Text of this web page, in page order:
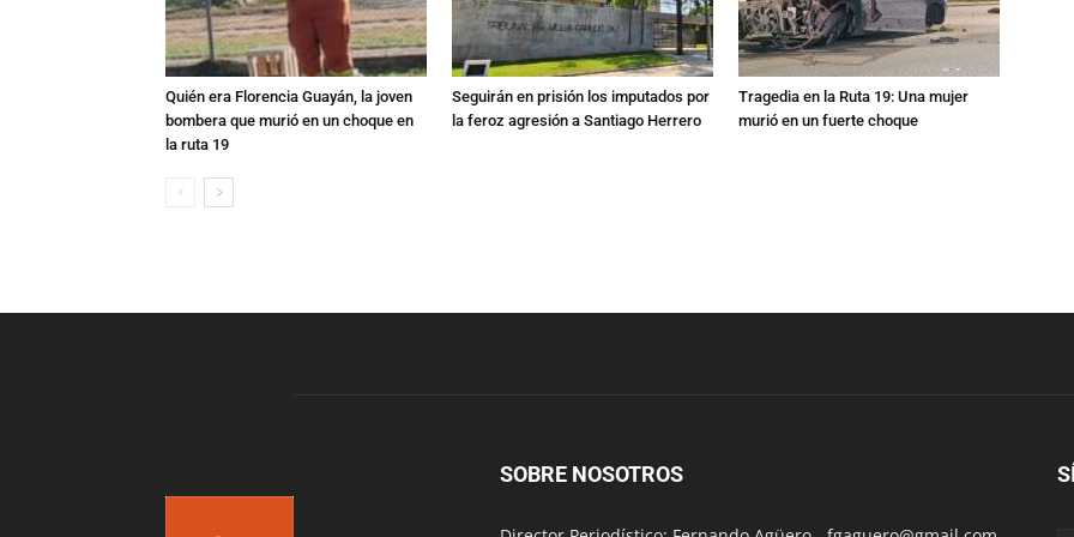
Quién era Florencia Guayán, la joven
bombera que murió en un choque en
la ruta 19
Seguirán en prisión los imputados por
la feroz agresión a Santiago Herrero
Tragedia en la Ruta 19: Una mujer
murió en un fuerte choque
SOBRE NOSOTROS